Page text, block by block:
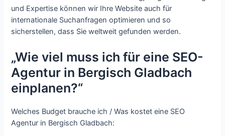
und Expertise können wir Ihre Website auch für
internationale Suchanfragen optimieren und so
sicherstellen, dass Sie weltweit gefunden werden.
„Wie viel muss ich für eine SEO-
Agentur in Bergisch Gladbach
einplanen?“
Welches Budget brauche ich / Was kostet eine SEO
Agentur in Bergisch Gladbach: